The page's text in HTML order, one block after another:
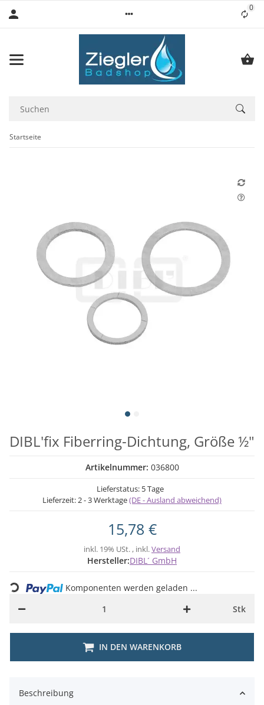
0
Startseite
DIBL'fix Fiberring-Dichtung, Größe ½"
Artikelnummer: 036800
Lieferstatus: 5 Tage
Lieferzeit:2 - 3 Werktage(DE - Ausland abweichend)
15,78 €
inkl. 19% USt. , inkl.Versand
Hersteller:DIBL´ GmbH
Stk
IN DEN WARENKORB
Komponenten werden geladen ...
Beschreibung